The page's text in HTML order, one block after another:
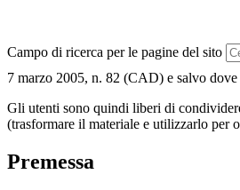
Campo di ricerca per le pagine del sito
7 marzo 2005, n. 82 (CAD) e salvo
Gli utenti sono quindi liberi di
(trasformare il materiale e utilizzarlo per
Premessa